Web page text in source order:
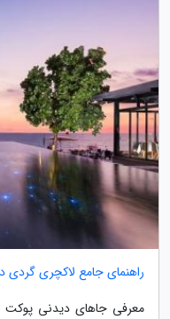
راهنمای جامع لاکچری گردی
معرفی جاهای دیدنی پوکت